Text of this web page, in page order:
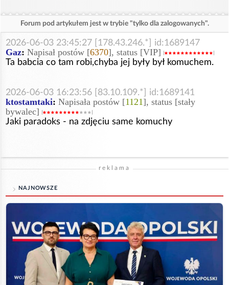
Forum pod artykułem jest w trybie "tylko dla zalogowanych".
2026-06-03 23:45:27 [178.43.246.*] id:1689147
Gaz: Napisał postów [6370], status [VIP]
Ta babcia co tam robi,chyba jej były był komuchem.
2026-06-03 16:23:56 [83.10.109.*] id:1689141
ktostamtaki: Napisała postów [1121], status [stały
bywalec]
Jaki paradoks - na zdjęciu same komuchy
reklama
NAJNOWSZE